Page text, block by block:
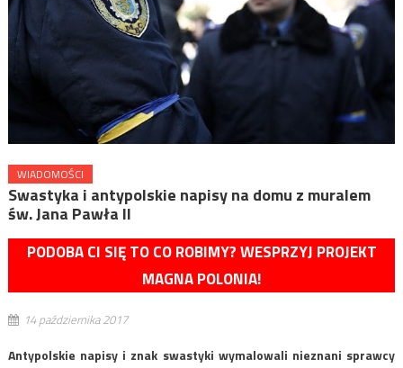
WIADOMOŚCI
Swastyka i antypolskie napisy na domu z muralem
św. Jana Pawła II
PODOBA CI SIĘ TO CO ROBIMY? WESPRZYJ PROJEKT
MAGNA POLONIA!
14 października 2017
Antypolskie napisy i znak swastyki wymalowali nieznani sprawcy